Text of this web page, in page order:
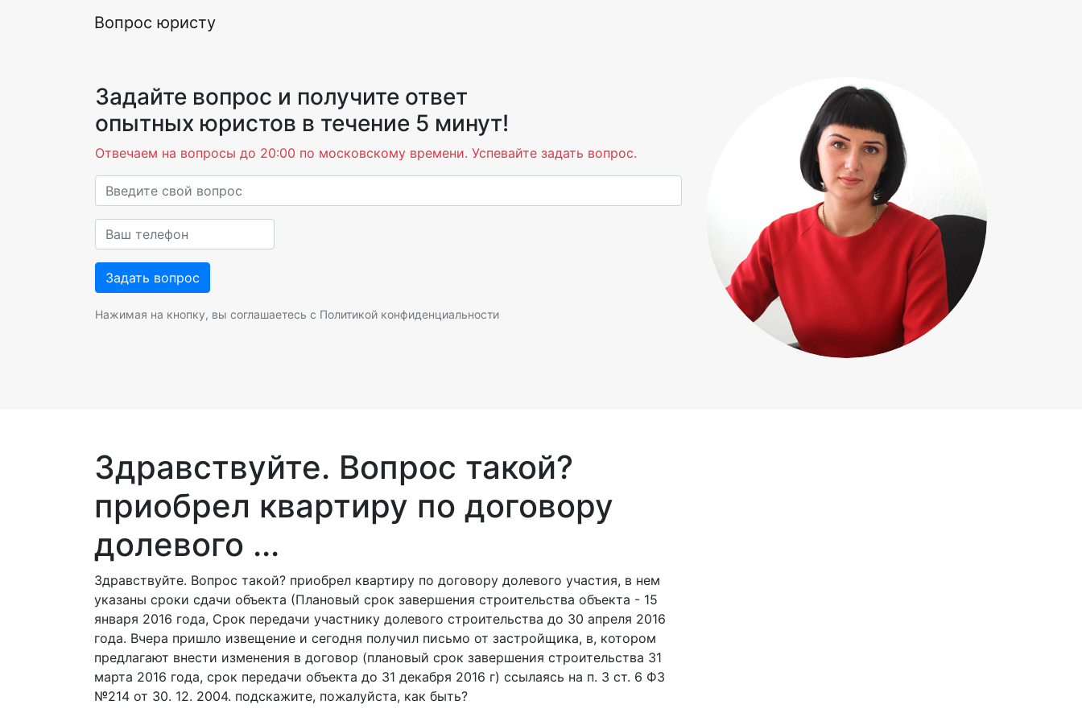
Вопрос юристу
Задайте вопрос и получите ответ
опытных юристов в течение 5 минут!
Отвечаем на вопросы до 20:00 по московскому времени. Успевайте задать вопрос.
Нажимая на кнопку, вы соглашаетесь с Политикой конфиденциальности
Здравствуйте. Вопрос такой?
приобрел квартиру по договору
долевого ...
Здравствуйте. Вопрос такой? приобрел квартиру по договору долевого участия, в нем
указаны сроки сдачи объекта (Плановый срок завершения строительства объекта - 15
января 2016 года, Срок передачи участнику долевого строительства до 30 апреля 2016
года. Вчера пришло извещение и сегодня получил письмо от застройщика, в, котором
предлагают внести изменения в договор (плановый срок завершения строительства 31
марта 2016 года, срок передачи объекта до 31 декабря 2016 г) ссылаясь на п. 3 ст. 6 ФЗ
№214 от 30. 12. 2004. подскажите, пожалуйста, как быть?